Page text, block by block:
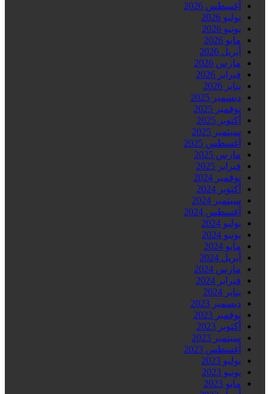
أغسطس 2026
يوليو 2026
يونيو 2026
مايو 2026
أبريل 2026
مارس 2026
فبراير 2026
يناير 2026
ديسمبر 2025
نوفمبر 2025
أكتوبر 2025
سبتمبر 2025
أغسطس 2025
مارس 2025
فبراير 2025
نوفمبر 2024
أكتوبر 2024
سبتمبر 2024
أغسطس 2024
يوليو 2024
يونيو 2024
مايو 2024
أبريل 2024
مارس 2024
فبراير 2024
يناير 2024
ديسمبر 2023
نوفمبر 2023
أكتوبر 2023
سبتمبر 2023
أغسطس 2023
يوليو 2023
يونيو 2023
مايو 2023